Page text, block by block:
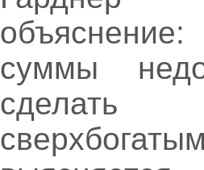
суммы